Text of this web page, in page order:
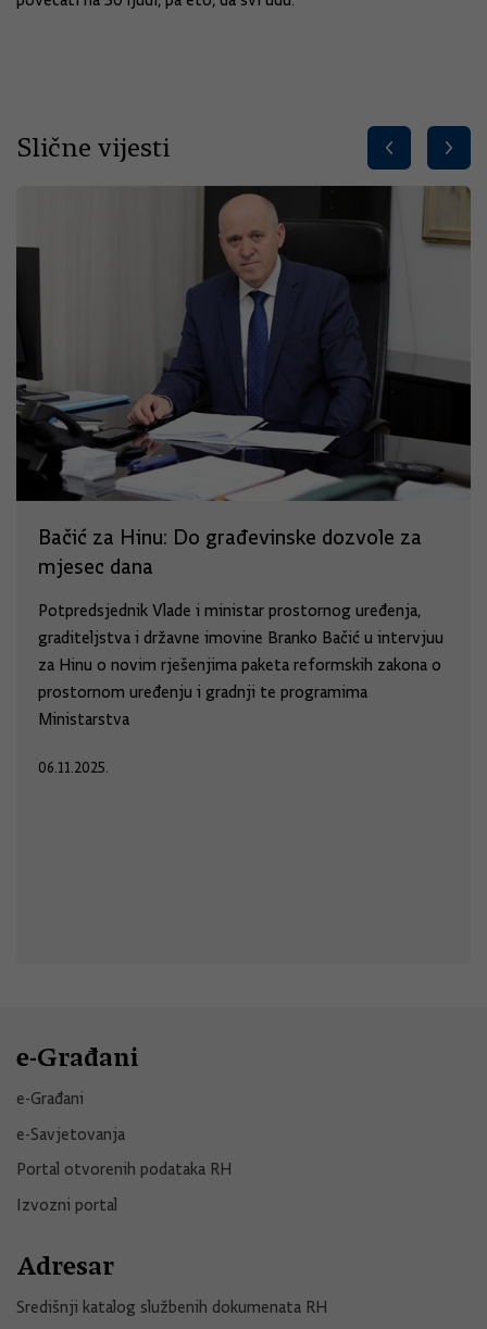
Slične vijesti
Bačić za Hinu: Do građevinske dozvole za
mjesec dana
Potpredsjednik Vlade i ministar prostornog uređenja,
graditeljstva i državne imovine Branko Bačić u intervjuu
za Hinu o novim rješenjima paketa reformskih zakona o
prostornom uređenju i gradnji te programima
Ministarstva
06.11.2025.
e-Građani
e-Građani
e-Savjetovanja
Portal otvorenih podataka RH
Izvozni portal
Adresar
Središnji katalog službenih dokumenata RH